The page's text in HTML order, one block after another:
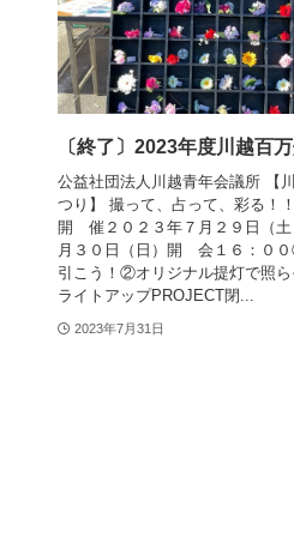
〔終了〕2023年度川越百
公益社団法人川越青年会議所 【
つり】 撮って、占って、彩る
開 催２０２３年７月２９日（土
月３０日（日）開 会１６：０
引こう！②オリジナル提灯で照
ライトアップPROJECT閉...
2023年7月31日